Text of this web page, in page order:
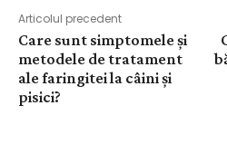
Articolul precedent
Care sunt simptomele și
metodele de tratament
ale faringitei la câini și
pisici?